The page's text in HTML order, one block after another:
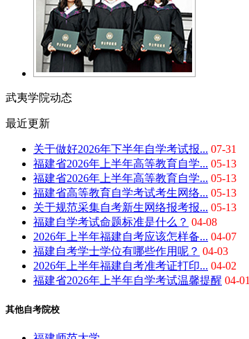
武夷学院动态
最近更新
关于做好2026年下半年自学考试报... 07-31
福建省2026年上半年高等教育自学... 05-13
福建省2026年上半年高等教育自学... 05-13
福建省高等教育自学考试考生网络... 05-13
关于规范采集自考新生网络报考报... 05-13
福建自学考试命题标准是什么？ 04-08
2026年上半年福建自考应该怎样备... 04-07
福建自考学士学位有哪些作用呢？ 04-03
2026年上半年福建自考准考证打印... 04-02
福建省2026年上半年自学考试温馨提醒 04-01
其他自考院校